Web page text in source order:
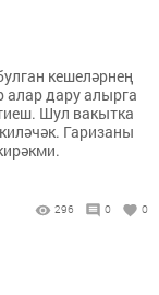
кешеләрнең
алар дару алырга
Шул вакытка
Гаризаны
296 0 0